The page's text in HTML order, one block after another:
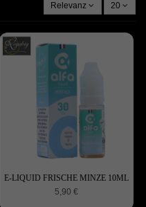
Relevanz 20
E-LIQUID FRISCHE MINZE 10ML
5,90 €